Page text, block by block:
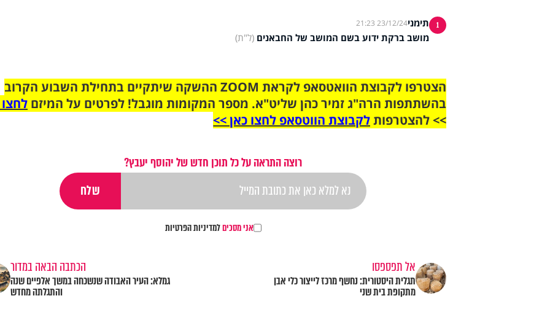
1 תימני23/12/24 21:23
מושב ברקת ידוע בשם המושב של החבאנים (ל"ת)
הצטרפו לקבוצת הוואטסאפ לקראת ZOOM ההשקה שיתקיים בתחילת השבוע הקרוב
בהשתתפות הרה"ג זמיר כהן שליט"א. מספר המקומות מוגבל! לפרטים על המיזם
>> להצטרפותלקבוצת הווטסאפ לחצו כאן >>
רוצה התראה על כל תוכן חדש של יהוסף יעבץ?
אני מסכיםלמדיניות הפרטיות
אל תפספסו
תגלית היסטורית: נחשף מרכז לייצור כלי אבן
מתקופת בית שני
הכתבה הבאה במדור
גמלא: העיר האבודה שנשכחה במשך אלפיים שנה
והתגלתה מחדש